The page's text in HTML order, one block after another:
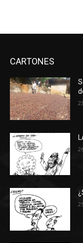
CARTONES